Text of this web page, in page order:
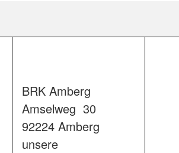
BRK Amberg
Amselweg  30
92224 Amberg
unsere